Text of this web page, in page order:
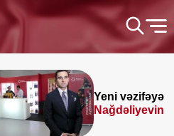
Yeni vəzifəyə təyinat alan
Nağdəliyevin DOSYESİ